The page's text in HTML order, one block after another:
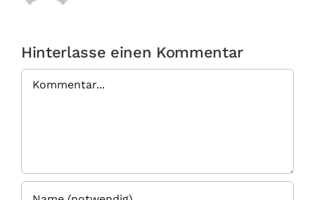
Hinterlasse einen Kommentar